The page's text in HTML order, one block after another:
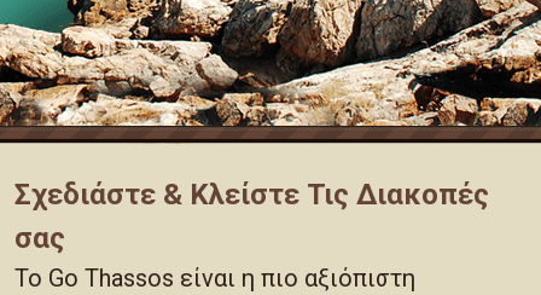
Σχεδιάστε & Κλείστε Τις Διακοπές
σας
Το Go Thassos είναι η πιο αξιόπιστη